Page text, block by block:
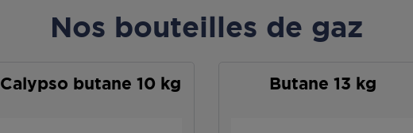
Nos bouteilles de gaz
Calypso butane 10 kg Butane 13 kg